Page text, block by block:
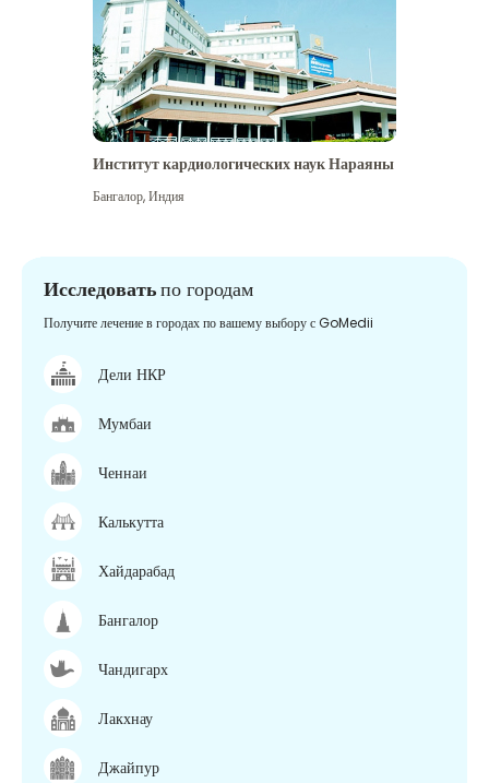
Институт кардиологических наук Нараяны
Бангалор,Индия
Исследоватьпо городам
Получите лечение в городах по вашему выбору с GoMedii
Дели НКР
Мумбаи
Ченнаи
Калькутта
Хайдарабад
Бангалор
Чандигарх
Лакхнау
Джайпур